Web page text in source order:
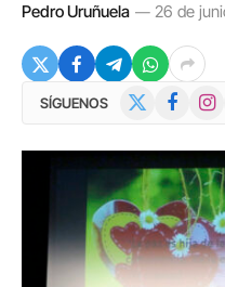
Pedro Uruñuela 26 de
SÍGUENOS Facebook